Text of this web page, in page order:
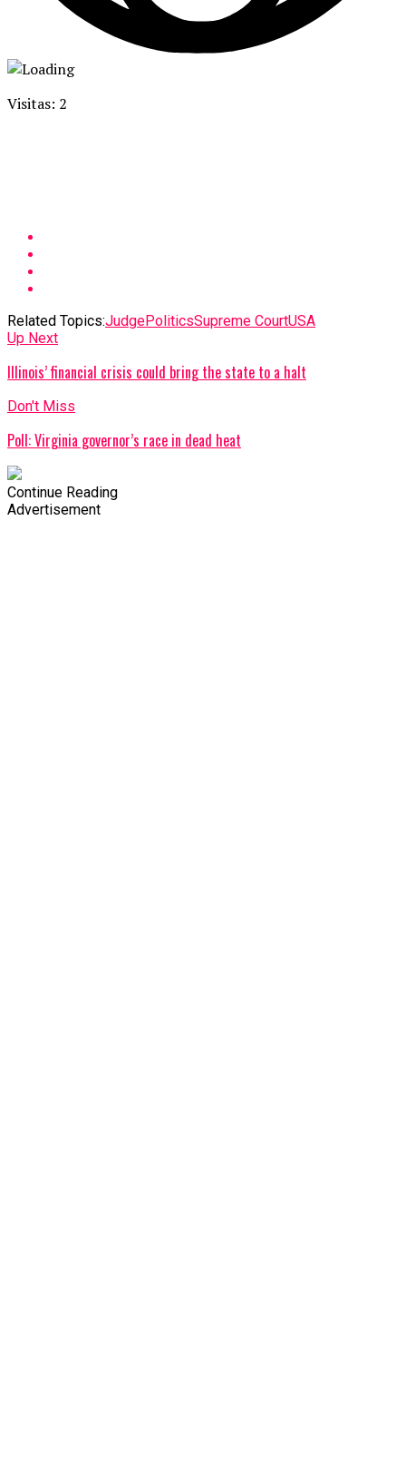
Visitas: 2
Related Topics:JudgePoliticsSupreme CourtUSA
Up Next
Illinois’ financial crisis could bring the state to a halt
Don't Miss
Poll: Virginia governor’s race in dead heat
Continue Reading
Advertisement